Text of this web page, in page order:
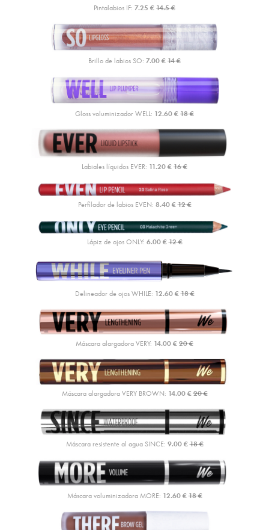
Pintalabios IF: 7.25 €14.5 €
Brillo de labios SO: 7.00 €14 €
Gloss voluminizador WELL: 12.60 €18 €
Labiales líquidos EVER: 11.20 €16 €
Perfilador de labios EVEN: 8.40 €12 €
Lápiz de ojos ONLY: 6.00 €12 €
Delineador de ojos WHILE: 12.60 €18 €
Máscara alargadora VERY: 14.00 €20 €
Máscara alargadora VERY BROWN: 14.00 €20 €
Máscara resistente al agua SINCE: 9.00 €18 €
Máscara voluminizadora MORE: 12.60 €18 €